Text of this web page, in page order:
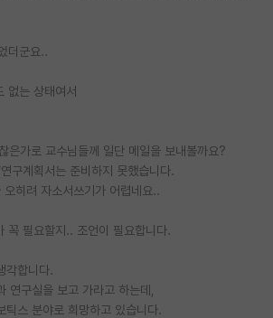
더군요..
없는 상태여서
은가로 교수님들께 일단 메일을 보내볼까요?
구계획서는 준비하지 못했습니다.
히려 자소서쓰기가 어렵네요..
꼭 필요할지.. 조언이 필요합니다.
각합니다.
구실을 보고 가라고 하는데,
스 분야로 희망하고 있습니다.